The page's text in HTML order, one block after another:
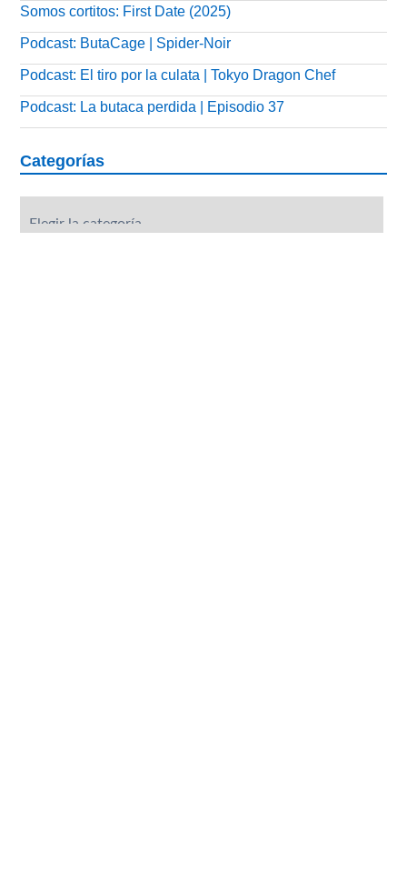
Somos cortitos: First Date (2025)
Podcast: ButaCage | Spider-Noir
Podcast: El tiro por la culata | Tokyo Dragon Chef
Podcast: La butaca perdida | Episodio 37
Categorías